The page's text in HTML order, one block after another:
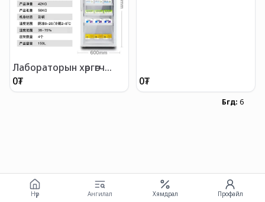
Лабораторын хөргөгч
/150л/
0₮ 0₮
Бүгд: 6
Нүүр Ангилал Хямдрал Профайл